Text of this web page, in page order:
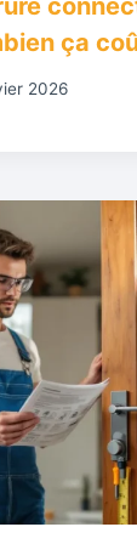
ça
2026